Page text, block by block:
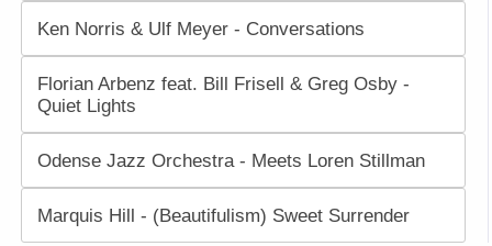
Ken Norris & Ulf Meyer - Conversations
Florian Arbenz feat. Bill Frisell & Greg Osby -
Quiet Lights
Odense Jazz Orchestra - Meets Loren Stillman
Marquis Hill - (Beautifulism) Sweet Surrender